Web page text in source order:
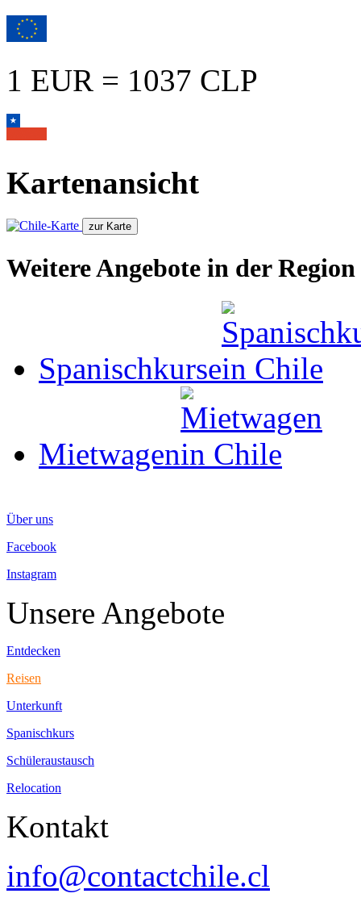
1 EUR = 1037 CLP
Kartenansicht
Weitere Angebote in der Region
Spanischkurse
Mietwagen
Über uns
Facebook
Instagram
Unsere Angebote
Entdecken
Reisen
Unterkunft
Spanischkurs
Schüleraustausch
Relocation
Kontakt
info@contactchile.cl